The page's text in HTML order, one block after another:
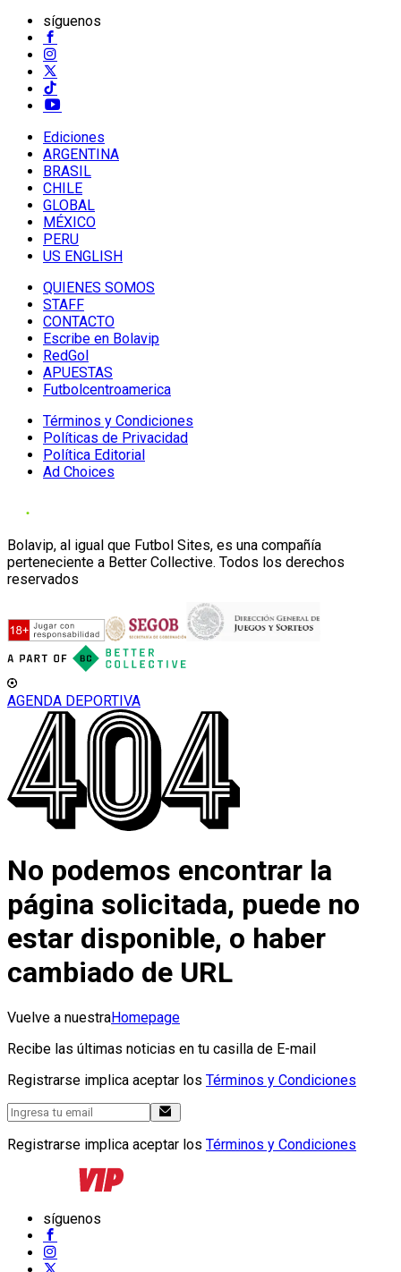
síguenos
Ediciones
ARGENTINA
BRASIL
CHILE
GLOBAL
MÉXICO
PERU
US ENGLISH
QUIENES SOMOS
STAFF
CONTACTO
Escribe en Bolavip
RedGol
APUESTAS
Futbolcentroamerica
Términos y Condiciones
Políticas de Privacidad
Política Editorial
Ad Choices
Bolavip, al igual que Futbol Sites, es una compañía
perteneciente a Better Collective. Todos los derechos
reservados
AGENDA DEPORTIVA
No podemos encontrar la
página solicitada, puede no
estar disponible, o haber
cambiado de URL
Vuelve a nuestraHomepage
Recibe las últimas noticias en tu casilla de E-mail
Registrarse implica aceptar los Términos y Condiciones
Registrarse implica aceptar los Términos y Condiciones
síguenos